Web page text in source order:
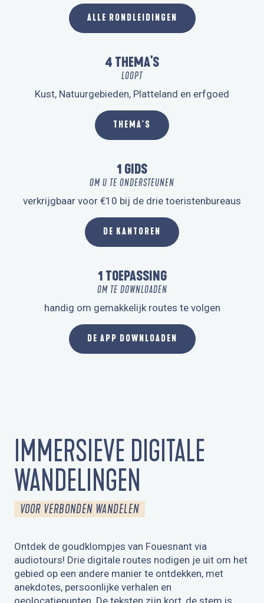
ALLE RONDLEIDINGEN
4 THEMA'S
LOOPT
Kust, Natuurgebieden, Platteland en erfgoed
THEMA'S
1 GIDS
OM U TE ONDERSTEUNEN
verkrijgbaar voor €10 bij de drie toeristenbureaus
DE KANTOREN
1 TOEPASSING
OM TE DOWNLOADEN
handig om gemakkelijk routes te volgen
DE APP DOWNLOADEN
IMMERSIEVE DIGITALE
WANDELINGEN
VOOR VERBONDEN WANDELEN
Ontdek de goudklompjes van Fouesnant via
audiotours! Drie digitale routes nodigen je uit om het
gebied op een andere manier te ontdekken, met
anekdotes, persoonlijke verhalen en